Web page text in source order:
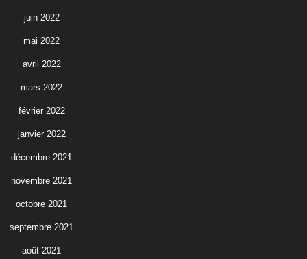
juin 2022
mai 2022
avril 2022
mars 2022
février 2022
janvier 2022
décembre 2021
novembre 2021
octobre 2021
septembre 2021
août 2021